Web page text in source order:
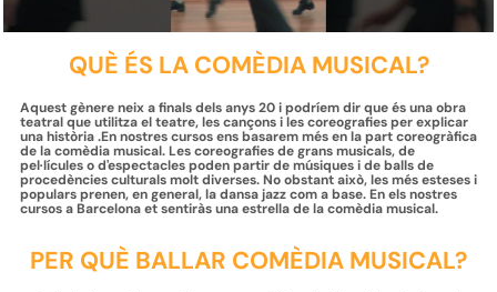
QUÈ ÉS LA COMÈDIA MUSICAL?
Aquest gènere neix a finals dels anys 20 i podríem dir que és una obra
teatral que utilitza el teatre, les cançons i les coreografies per explicar
una història .En nostres cursos ens basarem més en la part coreogràfica
de la comèdia musical. Les coreografies de grans musicals, de
pel·lícules o d'espectacles poden partir de músiques i de balls de
procedències culturals molt diverses. No obstant això, les més esteses i
populars prenen, en general, la dansa jazz com a base. En els nostres
cursos a Barcelona et sentiràs una estrella de la comèdia musical.
PER QUÈ BALLAR COMÈDIA MUSICAL?